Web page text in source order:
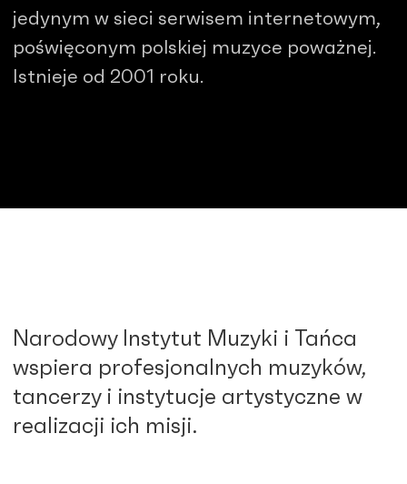
jedynym w sieci serwisem internetowym,
poświęconym polskiej muzyce poważnej.
Istnieje od 2001 roku.
Narodowy Instytut Muzyki i Tańca
wspiera profesjonalnych muzyków,
tancerzy i instytucje artystyczne w
realizacji ich misji.